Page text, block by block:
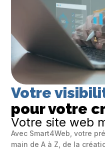
Votre
pour votre
Votre site web
Avec Smart4Web, votre
main de A à Z, de la